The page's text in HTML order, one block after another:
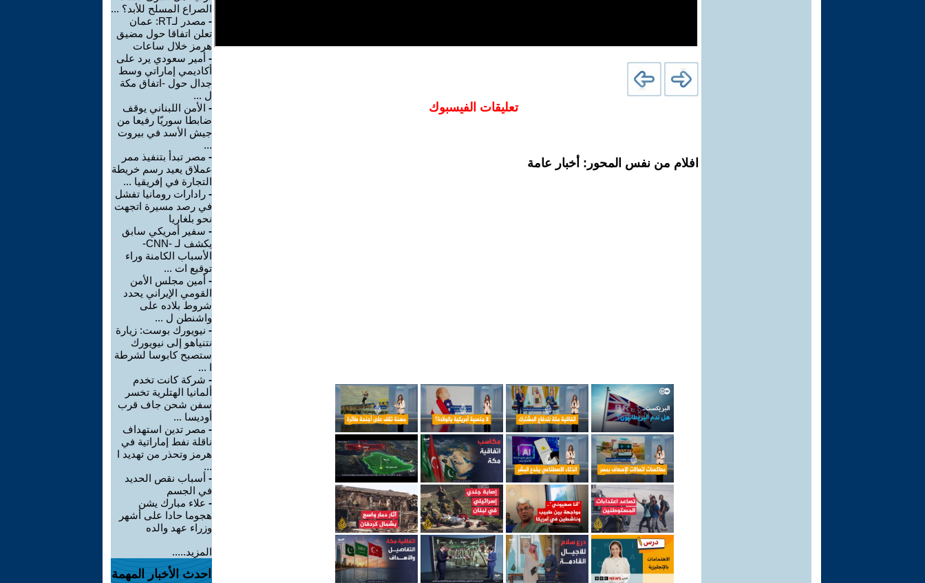
تعليقات الفيسبوك
افلام من نفس المحور: أخبار عامة
الصراع المسلح للأبد؟ ...
-
مصدر لـRT: عمان
تعلن اتفاقا حول مضيق
هرمز خلال ساعات
- أمير سعودي يرد على
أكاديمي إماراتي وسط
جدال حول -اتفاق مكة
ل ...
- الأمن اللبناني يوقف
ضابطا سوريّا رفيعا من
جيش الأسد في بيروت
...
- مصر تبدأ بتنفيذ ممر
عملاق يعيد رسم خريطة
التجارة في إفريقيا ...
- رادارات رومانيا تفشل
في رصد مسيرة اتجهت
نحو بلغاريا
- سفير أمريكي سابق
يكشف لـ -CNN-
الأسباب الكامنة وراء
توقيع ات ...
- أمين مجلس الأمن
القومي الإيراني يحدد
شروط بلاده على
واشنطن ل ...
- نيويورك بوست: زيارة
نتنياهو إلى نيويورك
ستصبح كابوسا لشرطة
ا ...
- شركة كانت تخدم
ألمانيا الهتلرية تخسر
سفن شحن جاف قرب
أوديسا ...
- مصر تدين استهداف
ناقلة نفط إماراتية في
هرمز وتحذر من تهديد ا
...
- أسباب نقص الحديد
في الجسم
- علاء مبارك يشن
هجوما حادا على أشهر
وزراء عهد والده
المزيد.....
احدث الأخبار المهمة